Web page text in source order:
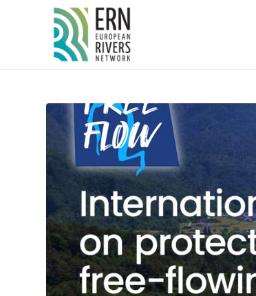
Panneau de gestion des cookies